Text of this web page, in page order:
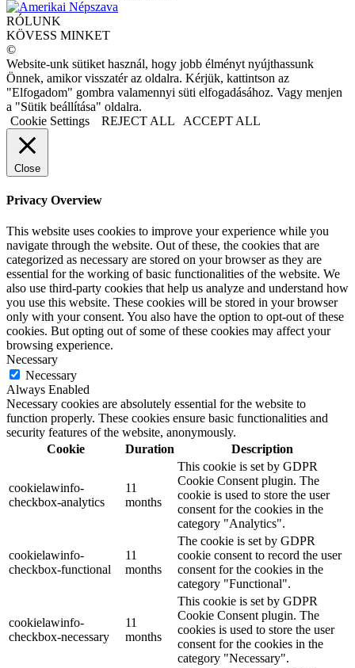
RÓLUNK
KÖVESS MINKET
©
Website-unk sütiket használ, hogy jobb élményt nyújthassunk
Önnek, amikor visszatér az oldalra. Kérjük, kattintson az
"Elfogadom" gombra valamennyi süti elfogadásához. Vagy menjen
a "Sütik beállítása" oldalra.
Cookie Settings
REJECT ALL ACCEPT ALL
Close
Privacy Overview
This website uses cookies to improve your experience while you
navigate through the website. Out of these, the cookies that are
categorized as necessary are stored on your browser as they are
essential for the working of basic functionalities of the website. We
also use third-party cookies that help us analyze and understand how
you use this website. These cookies will be stored in your browser
only with your consent. You also have the option to opt-out of these
cookies. But opting out of some of these cookies may affect your
browsing experience.
Necessary
Necessary
Always Enabled
Necessary cookies are absolutely essential for the website to
function properly. These cookies ensure basic functionalities and
security features of the website, anonymously.
Cookie
Duration Description
cookielawinfo-
checkbox-analytics
11
months
This cookie is set by GDPR
Cookie Consent plugin. The
cookie is used to store the user
consent for the cookies in the
category "Analytics".
cookielawinfo-
checkbox-functional
11
months
The cookie is set by GDPR
cookie consent to record the user
consent for the cookies in the
category "Functional".
cookielawinfo-
checkbox-necessary
11
months
This cookie is set by GDPR
Cookie Consent plugin. The
cookies is used to store the user
consent for the cookies in the
category "Necessary".